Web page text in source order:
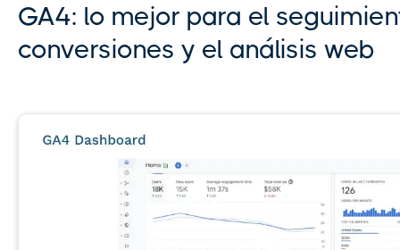
GA4: lo mejor para el
conversiones y el análisis web